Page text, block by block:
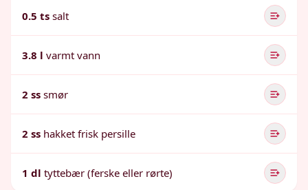
0.5 ts salt
3.8 l varmt vann
2 ss smør
2 ss hakket frisk persille
1 dl tyttebær (ferske eller rørte)